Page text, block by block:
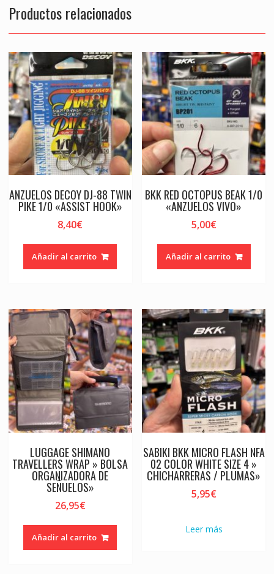
Productos relacionados
ANZUELOS DECOY DJ-88 TWIN
PIKE 1/0 «ASSIST HOOK»
8,40€
Añadir al carrito
BKK RED OCTOPUS BEAK 1/0
«ANZUELOS VIVO»
5,00€
Añadir al carrito
LUGGAGE SHIMANO
TRAVELLERS WRAP » BOLSA
ORGANIZADORA DE
SEÑUELOS»
26,95€
Añadir al carrito
SABIKI BKK MICRO FLASH NFA
02 COLOR WHITE SIZE 4 »
CHICHARRERAS / PLUMAS»
5,95€
Leer más